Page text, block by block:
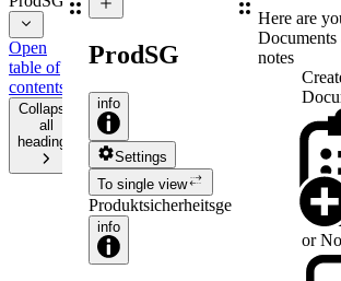
Open
table of
contents
Collapse
all
headings
ProdSG
info
Settings
To single view
Produktsicherheitsgesetz
info
Here are
Documents
notes
or